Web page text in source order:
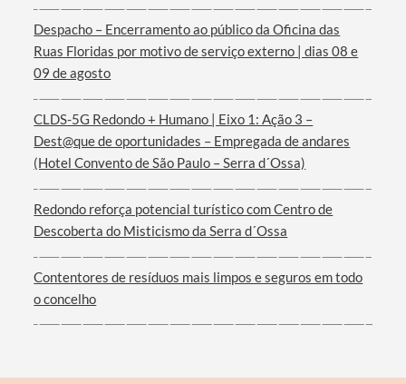
Filtros
Despacho – Encerramento ao público da Oficina das
Ruas Floridas por motivo de serviço externo | dias 08 e
09 de agosto
CLDS-5G Redondo + Humano | Eixo 1: Ação 3 –
Dest@que de oportunidades – Empregada de andares
(Hotel Convento de São Paulo – Serra d´Ossa)
Redondo reforça potencial turístico com Centro de
Descoberta do Misticismo da Serra d´Ossa
Contentores de resíduos mais limpos e seguros em todo
o concelho